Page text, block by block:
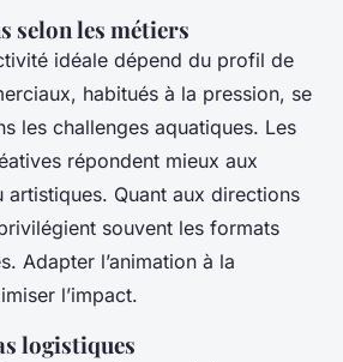
selon les métiers
idéale dépend du profil de
habitués à la pression, se
les challenges aquatiques. Les
répondent mieux aux
artistiques. Quant aux directions
souvent les formats
Adapter l’animation à la
l’impact.
logistiques